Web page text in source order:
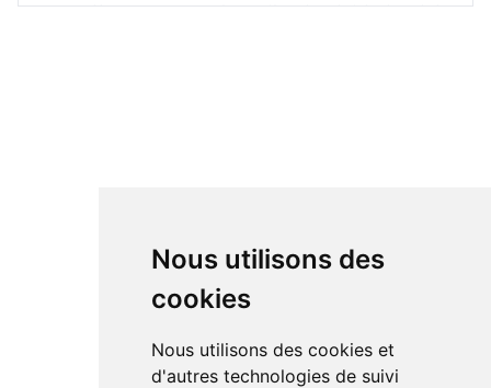
Nous utilisons des
cookies
Nous utilisons des cookies et
d'autres technologies de suivi
connues. Nous avons poussé une pièce dans le juke-box de la